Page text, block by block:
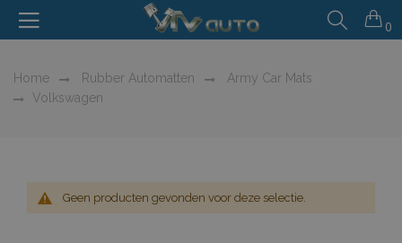
0
Home Rubber Automatten
Army Car Mats
Volkswagen
Geen producten gevonden voor deze selectie.